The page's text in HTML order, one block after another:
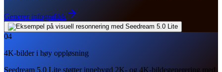
Generer infografikk
04
4K-bilder i høy oppløsning
Seedream 5.0 Lite støtter innebygd 2K- og 4K-bildegenerering med